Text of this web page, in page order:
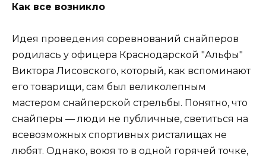
Как все возникло
Идея проведения соревнований снайперов
родилась у офицера Краснодарской "Альфы"
Виктора Лисовского, который, как вспоминают
его товарищи, сам был великолепным
мастером снайперской стрельбы. Понятно, что
снайперы — люди не публичные, светиться на
всевозможных спортивных ристалищах не
любят. Однако, воюя то в одной горячей точке,